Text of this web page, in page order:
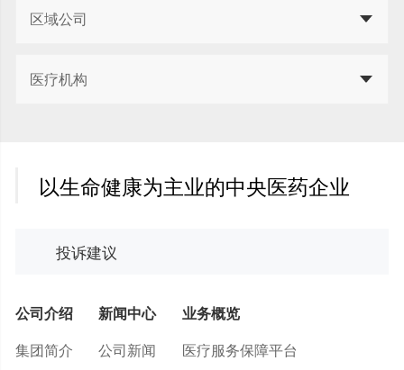
区域公司
医疗机构
以生命健康为主业的中央医药企业
投诉建议
公司介绍
集团简介
新闻中心
公司新闻
业务概览
医疗服务保障平台